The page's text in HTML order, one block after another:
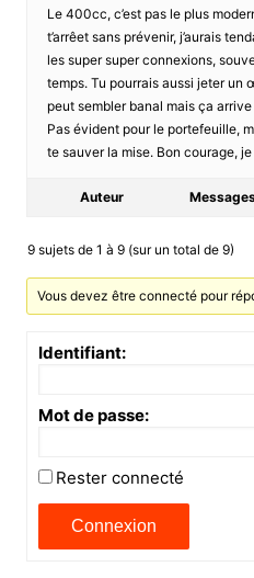
Le 400cc, c’est pas le plus
t’arrêet sans prévenir, j’aurais
les super super connexions,
temps. Tu pourrais aussi jeter un
peut sembler banal mais ça
Pas évident pour le portefeuille,
te sauver la mise. Bon courage,
Auteur
9 sujets de 1 à 9 (sur un total de 9)
Vous devez être connecté pour
Identifiant:
Mot de passe:
Rester connecté
Connexion